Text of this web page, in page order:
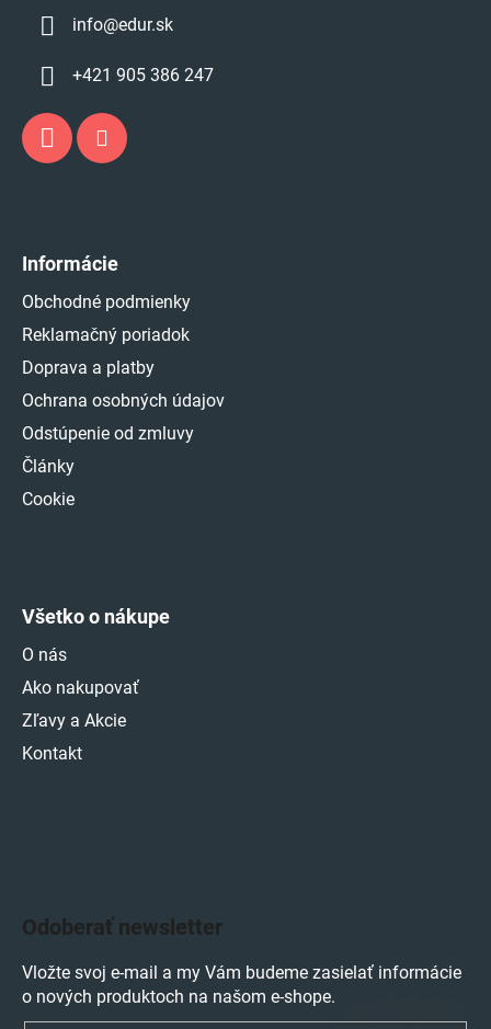
info@edur.sk
+421 905 386 247
Informácie
Obchodné podmienky
Reklamačný poriadok
Doprava a platby
Ochrana osobných údajov
Odstúpenie od zmluvy
Články
Cookie
Všetko o nákupe
O nás
Ako nakupovať
Zľavy a Akcie
Kontakt
Odoberať newsletter
Vložte svoj e-mail a my Vám budeme zasielať informácie
o nových produktoch na našom e-shope.